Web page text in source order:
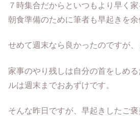
７時集合だからといつもより早く
朝食準備のために筆者も早起きを余
せめて週末なら良かったのですが、
家事のやり残しは自分の首をしめ
ルは週末までおあずけです。
そんな昨日ですが、早起きしたご褒